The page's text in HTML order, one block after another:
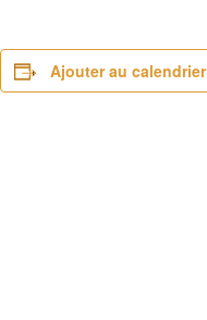
Ajouter au calendrier